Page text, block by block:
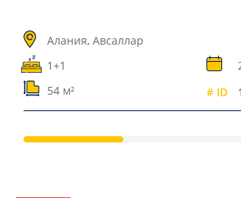
Алания, Авсаллар
1+1
54 м²
# ID